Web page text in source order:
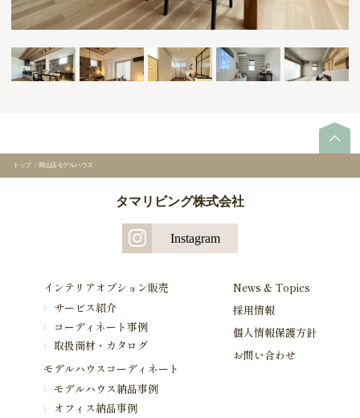
トップ / 岡山店モデルハウス
タマリビング株式会社
Instagram
インテリアオプション販売
サービス紹介
コーディネート事例
取扱商材・カタログ
モデルハウスコーディネート
モデルハウス納品事例
オフィス納品事例
News & Topics
採用情報
個人情報保護方針
お問い合わせ